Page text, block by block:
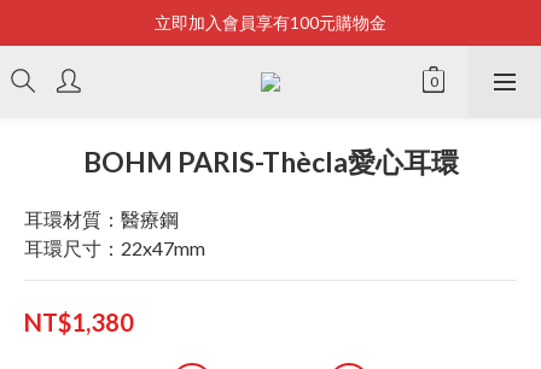
Bonjour~
立即加入會員享有100元購物金
全店滿2500即享免運
BOHM PARIS-Thècla愛心耳環
耳環材質：醫療鋼
耳環尺寸：22x47mm
NT$1,380